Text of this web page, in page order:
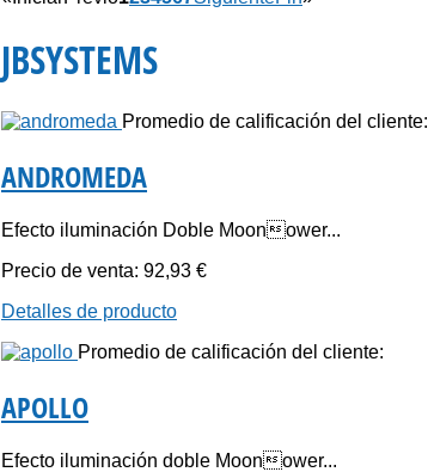
JBSYSTEMS
Promedio de calificación del cliente:
ANDROMEDA
Efecto iluminación Doble Moonower...
Precio de venta: 92,93 €
Detalles de producto
Promedio de calificación del cliente:
APOLLO
Efecto iluminación doble Moonower...